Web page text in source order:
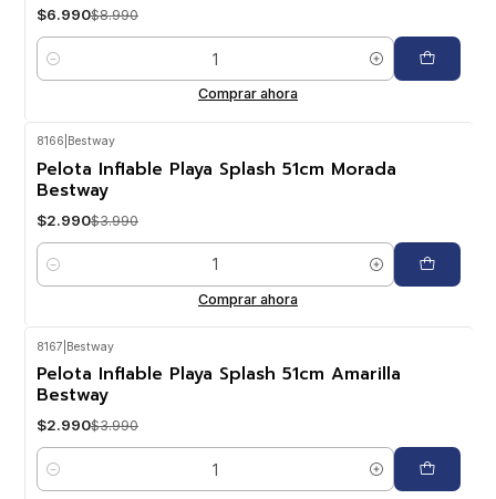
$6.990$8.990
Cantidad
Comprar ahora
-25% OFF
8166 Bestway
Pelota Inflable Playa Splash 51cm Morada
Bestway
$2.990$3.990
Cantidad
Comprar ahora
-25% OFF
8167 Bestway
Pelota Inflable Playa Splash 51cm Amarilla
Bestway
$2.990$3.990
Cantidad